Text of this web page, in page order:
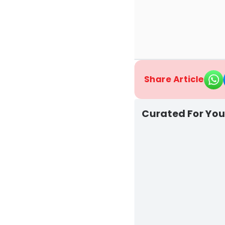
Share Article
Curated For You